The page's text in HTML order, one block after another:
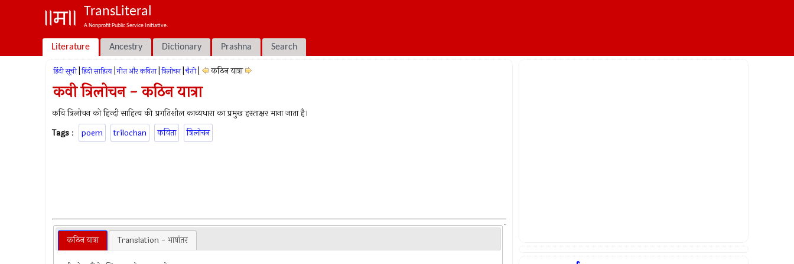
TransLiteral
A Nonprofit Public Service Initiative.
Literature Ancestry Dictionary Prashna Search
हिंदी सूची हिंदी साहित्य गीत और कविता त्रिलोचन चैती कठिन यात्रा
कवी त्रिलोचन - कठिन यात्रा
कवि त्रिलोचन को हिन्दी साहित्य की प्रगतिशील काव्यधारा का प्रमुख हस्ताक्षर माना जाता है।
Tags : poem trilochan कविता त्रिलोचन
कठिन यात्रा Translation - भाषांतर